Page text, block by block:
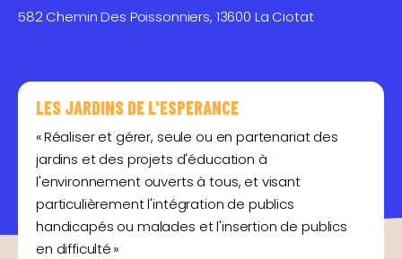
582 Chemin Des Poissonniers, 13600 La Ciotat
LES JARDINS DE L'ESPERANCE
« Réaliser et gérer, seule ou en partenariat des
jardins et des projets d'éducation à
l'environnement ouverts à tous, et visant
particulièrement l'intégration de publics
handicapés ou malades et l'insertion de publics
en difficulté »